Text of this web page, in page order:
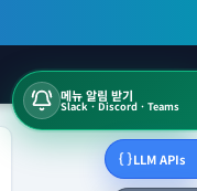
메뉴 알림 받기
Slack · Discord · Teams
LLM APIs